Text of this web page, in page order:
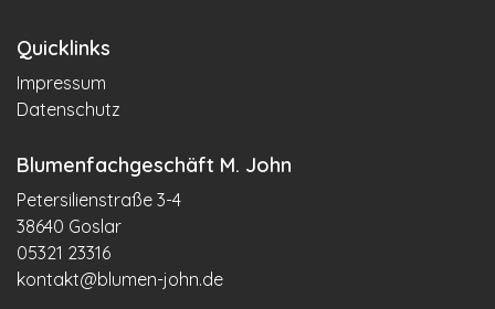
Quicklinks
Impressum
Datenschutz
Blumenfachgeschäft M. John
Petersilienstraße 3-4
38640 Goslar
05321 23316
kontakt@blumen-john.de